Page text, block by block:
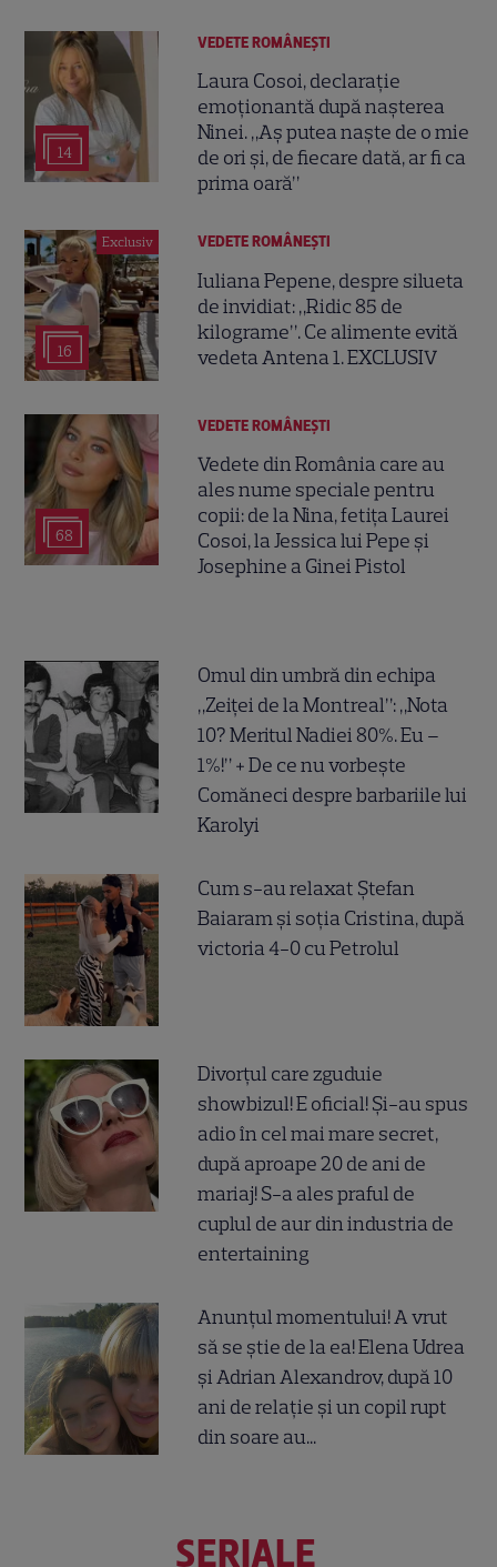
14
VEDETE ROMÂNEŞTI
Laura Cosoi, declarație
emoționantă după nașterea
Ninei. „Aș putea naște de o mie
de ori și, de fiecare dată, ar fi ca
prima oară”
Exclusiv
16
VEDETE ROMÂNEŞTI
Iuliana Pepene, despre silueta
de invidiat: „Ridic 85 de
kilograme”. Ce alimente evită
vedeta Antena 1. EXCLUSIV
68
VEDETE ROMÂNEŞTI
Vedete din România care au
ales nume speciale pentru
copii: de la Nina, fetița Laurei
Cosoi, la Jessica lui Pepe și
Josephine a Ginei Pistol
Omul din umbră din echipa
„Zeiței de la Montreal”: „Nota
10? Meritul Nadiei 80%. Eu –
1%!” + De ce nu vorbește
Comăneci despre barbariile lui
Karolyi
Cum s-au relaxat Ștefan
Baiaram și soția Cristina, după
victoria 4-0 cu Petrolul
Divorțul care zguduie
showbizul! E oficial! Și-au spus
adio în cel mai mare secret,
după aproape 20 de ani de
mariaj! S-a ales praful de
cuplul de aur din industria de
entertaining
Anunțul momentului! A vrut
să se știe de la ea! Elena Udrea
și Adrian Alexandrov, după 10
ani de relație și un copil rupt
din soare au...
SERIALE